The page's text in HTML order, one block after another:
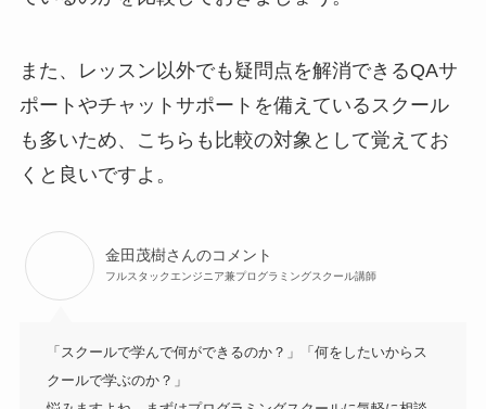
また、レッスン以外でも疑問点を解消できるQAサ
ポートやチャットサポートを備えているスクール
も多いため、こちらも比較の対象として覚えてお
くと良いですよ。
金田茂樹さんのコメント
フルスタックエンジニア兼プログラミングスクール講師
「スクールで学んで何ができるのか？」「何をしたいからス
クールで学ぶのか？」